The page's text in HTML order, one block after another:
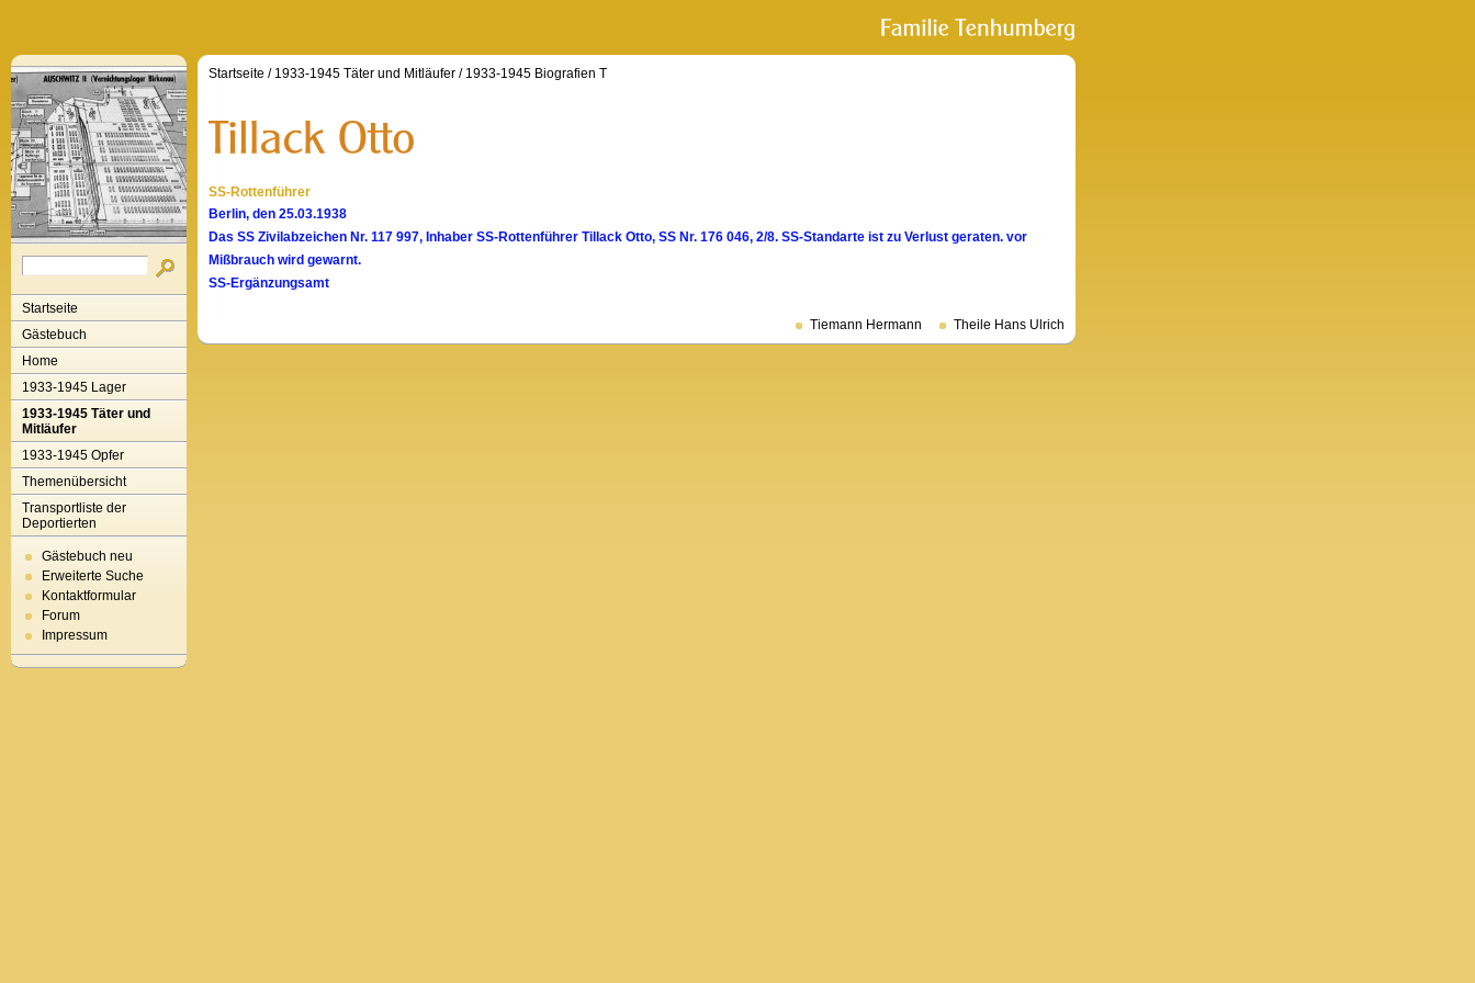
Startseite
Gästebuch
Home
1933-1945 Lager
1933-1945 Täter und
Mitläufer
1933-1945 Opfer
Themenübersicht
Transportliste der
Deportierten
Gästebuch neu
Erweiterte Suche
Kontaktformular
Forum
Impressum
Startseite / 1933-1945 Täter und Mitläufer / 1933-1945 Biografien T
SS-Rottenführer
Berlin, den 25.03.1938
Das SS Zivilabzeichen Nr. 117 997, Inhaber SS-Rottenführer Tillack Otto, SS Nr. 176 046, 2/8. SS-Standarte ist zu Verlust geraten. vor
Mißbrauch wird gewarnt.
SS-Ergänzungsamt
Tiemann Hermann Theile Hans Ulrich